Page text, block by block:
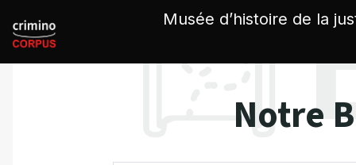
Musée d’histoire de la
Notre
Panneau de gestion des cookies